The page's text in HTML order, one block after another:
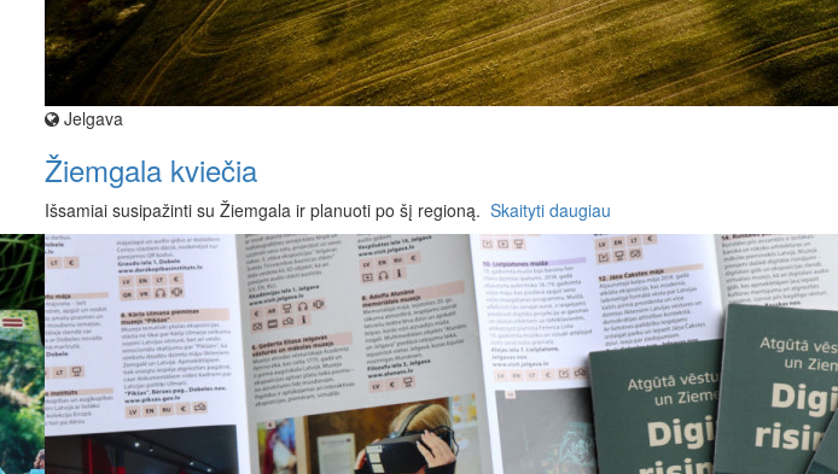
Jelgava
Žiemgala kviečia
Išsamiai susipažinti su Žiemgala ir planuoti po šį regioną. Skaityti daugiau